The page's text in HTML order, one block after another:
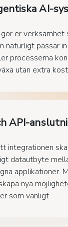
AI-
er verksamhet
naturligt passar
processerna
utan extra
API-
integrationen
datautbyte
applikationer.
nya
som vanligt.